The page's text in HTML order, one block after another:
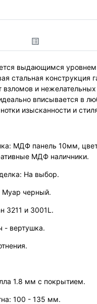
выдающимся
стальная конструкция
взломов и
вписывается в
изысканности и
МДФ панель 10мм,
МДФ наличники.
На выбор.
Муар черный.
3211 и 3001L.
- вертушка.
1.8 мм с покрытием.
100 - 135 мм.